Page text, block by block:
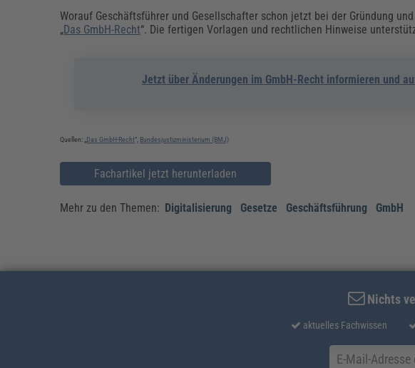
Worauf Geschäftsführer und Gesellschafter schon jetzt bei der Gründung
„Das GmbH-Recht“. Die fertigen Vorlagen und rechtlichen Hinweise
Jetzt über Änderungen im GmbH-Recht informieren und
Quellen: „ Das GmbH-Recht“, Bundesjustizministerium (BMJ)
Fachartikel jetzt herunterladen
Mehr zu den Themen: Digitalisierung Gesetze Geschäftsführung GmbH
Nichts
aktuelles Fachwissen